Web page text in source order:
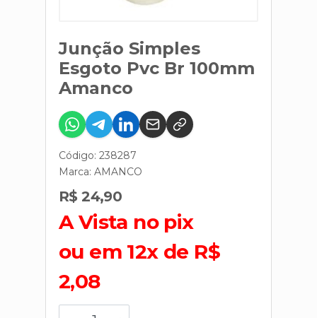
Junção Simples
Esgoto Pvc Br 100mm
Amanco
Código: 238287
Marca: AMANCO
R$ 24,90
A Vista no pix
ou em 12x de R$
2,08